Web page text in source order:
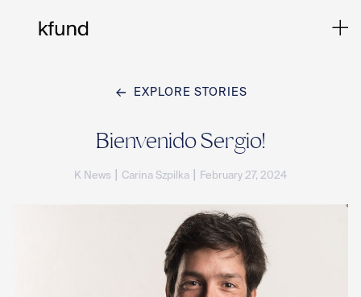
EXPLORE STORIES
Bienvenido Sergio!
K News Carina Szpilka February 27, 2024